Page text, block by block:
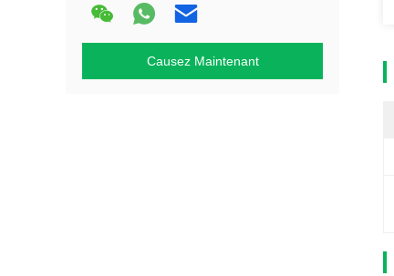
Causez Maintenant